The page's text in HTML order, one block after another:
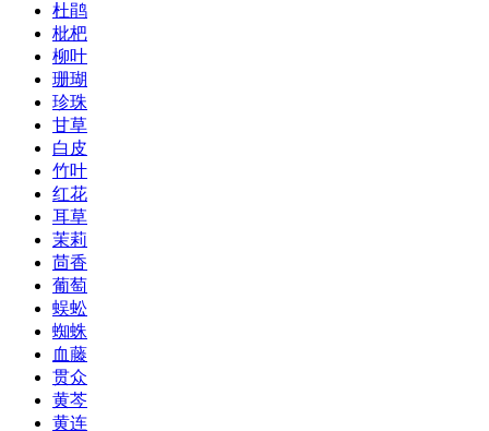
杜鹃
枇杷
柳叶
珊瑚
珍珠
甘草
白皮
竹叶
红花
耳草
茉莉
茴香
葡萄
蜈蚣
蜘蛛
血藤
贯众
黄芩
黄连